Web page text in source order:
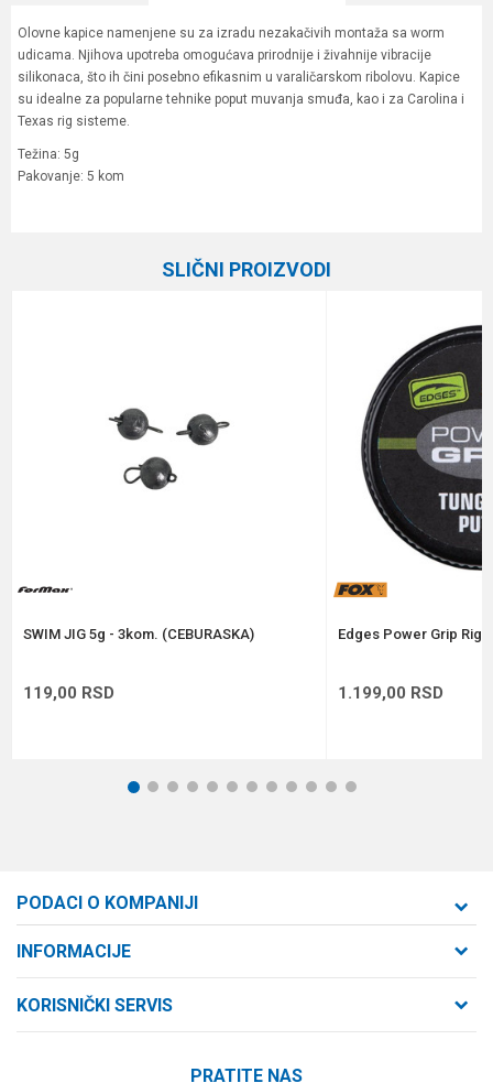
Olovne kapice namenjene su za izradu nezakačivih montaža sa worm
udicama. Njihova upotreba omogućava prirodnije i živahnije vibracije
silikonaca, što ih čini posebno efikasnim u varaličarskom ribolovu. Kapice
su idealne za popularne tehnike poput muvanja smuđa, kao i za Carolina i
Texas rig sisteme.
Težina: 5g
Pakovanje: 5 kom
POŠALJI
SLIČNI PROIZVODI
SWIM JIG 5g - 3kom. (CEBURASKA)
119,00 RSD
Edges Power Grip Rig
1.199,00 RSD
1 2 3 4 5 6 7 8 9 101112
PODACI O KOMPANIJI
Cara Dušana 47
INFORMACIJE
KORISNIČKI SERVIS
PRATITE NAS